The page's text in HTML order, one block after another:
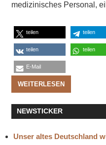
medizinisches Personal,
teilen teilen
teilen teilen
E-Mail
WEITERLESEN
NEWSTICKER
Unser altes Deutschland